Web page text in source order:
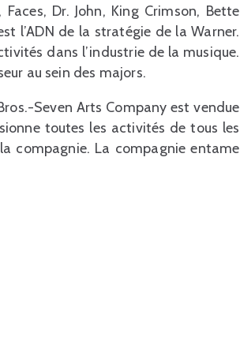
Dr. John, King Crimson, Bette
l’ADN de la stratégie de la Warner.
dans l’industrie de la musique.
au sein des majors.
Seven Arts Company est vendue
toutes les activités de tous les
compagnie. La compagnie entame